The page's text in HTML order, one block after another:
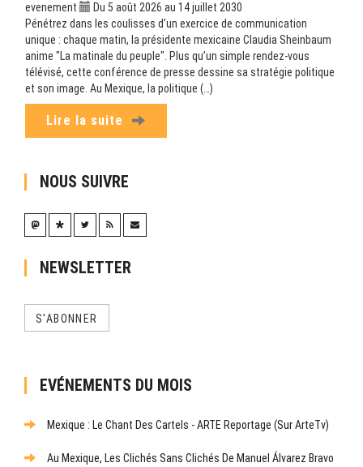
evenement
Du 5 août 2026 au 14 juillet 2030
Pénétrez dans les coulisses d’un exercice de communication
unique : chaque matin, la présidente mexicaine Claudia Sheinbaum
anime "La matinale du peuple". Plus qu’un simple rendez-vous
télévisé, cette conférence de presse dessine sa stratégie politique
et son image. Au Mexique, la politique (…)
Lire la suite
NOUS SUIVRE
NEWSLETTER
S'ABONNER
EVÉNEMENTS DU MOIS
Mexique : Le Chant Des Cartels - ARTE Reportage (sur ArteTv)
Au Mexique, Les Clichés Sans Clichés De Manuel Álvarez Bravo